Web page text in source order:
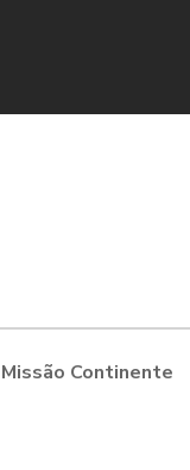
Missão Continente